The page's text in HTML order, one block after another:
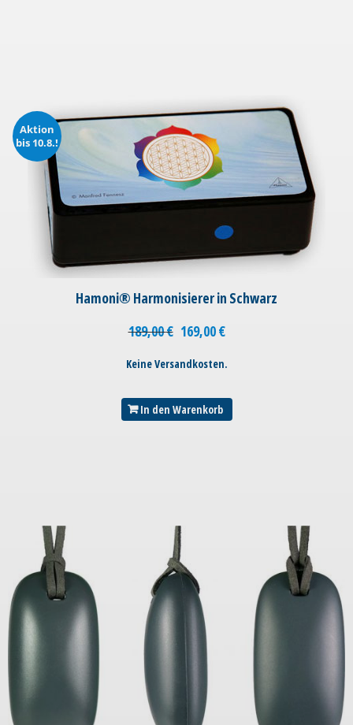
Aktion
bis 10.8.!
Hamoni® Harmonisierer in Schwarz
189,00€ 169,00€
Keine Versandkosten.
In den Warenkorb